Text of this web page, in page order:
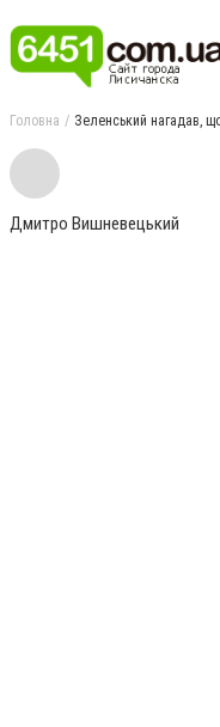
Головна Зеленський нагадав, що
Дмитро Вишневецький